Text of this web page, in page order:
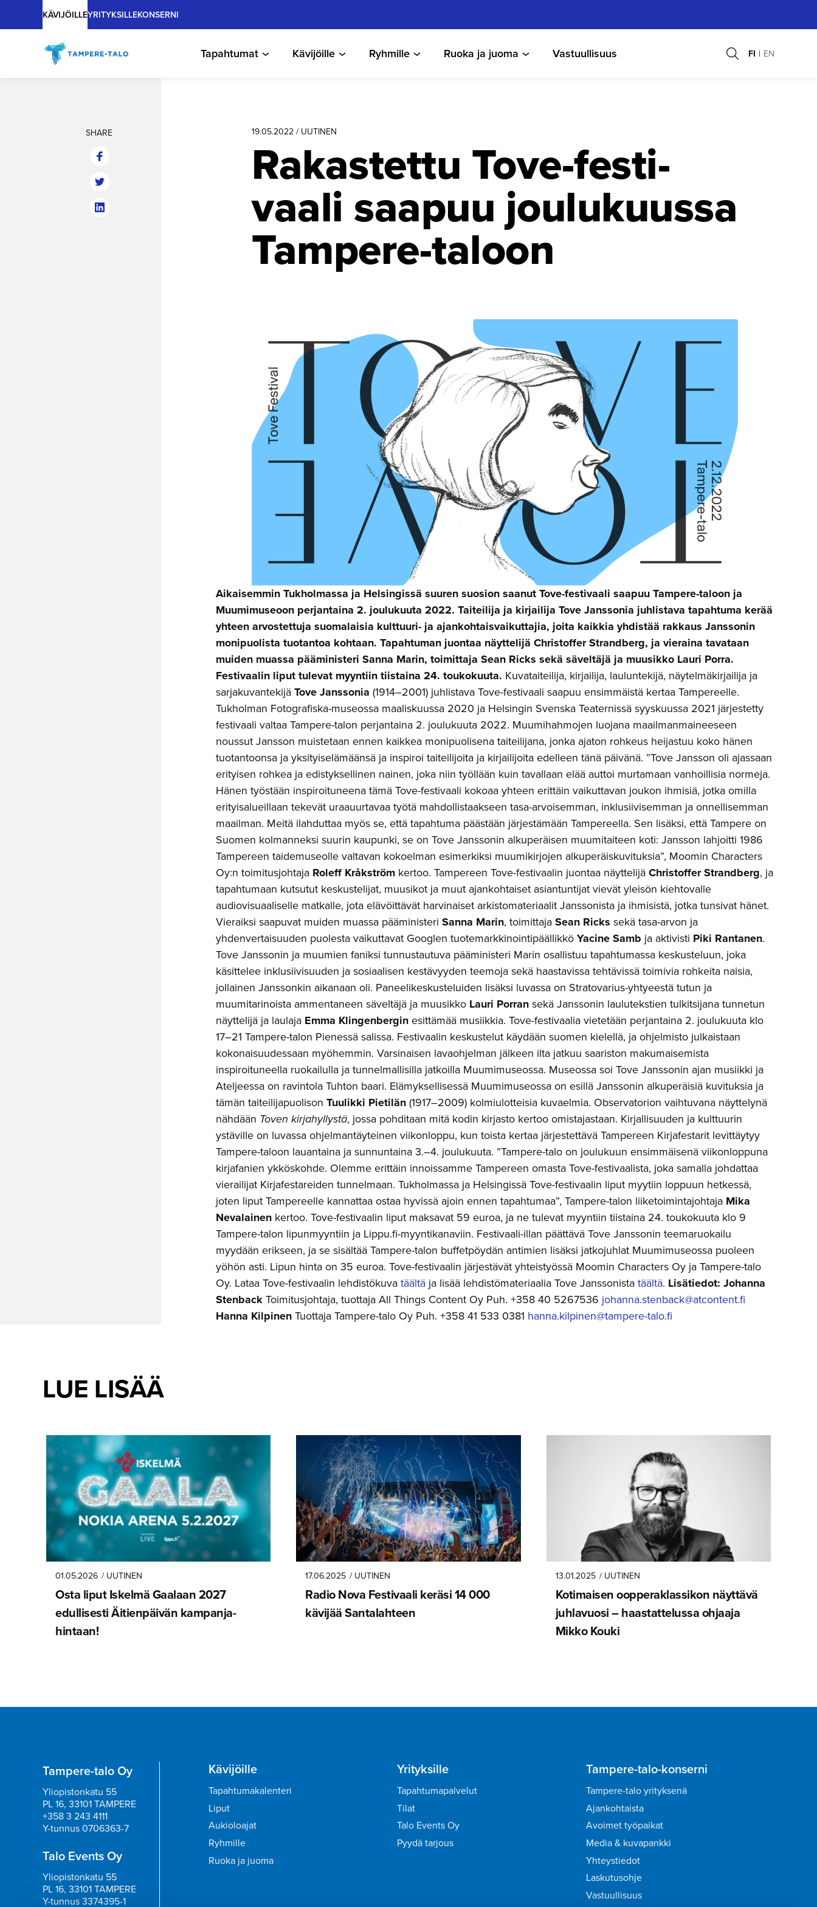
Main
KÄVIJÖILLE
Tapahtumat Kävijöille Ryhmille Ruoka ja juoma Vastuullisuus
YRITYKSILLEKONSERNI
FI EN
SHARE 19.05.2022 / UUTINEN
Rakastettu Tove-fes­ti­
vaali saapuu joulukuussa
Tampere-taloon
Aikaisemmin Tukholmassa ja Helsingissä suuren suosion saanut Tove-festivaali saapuu Tampere-taloon ja
Muumimuseoon perjantaina 2. joulukuuta 2022. Taiteilija ja kirjailija Tove Janssonia juhlistava tapahtuma kerää
yhteen arvostettuja suomalaisia kulttuuri- ja ajankohtaisvaikuttajia, joita kaikkia yhdistää rakkaus Janssonin
monipuolista tuotantoa kohtaan. Tapahtuman juontaa näyttelijä Christoffer Strandberg, ja vieraina tavataan
muiden muassa pääministeri Sanna Marin, toimittaja Sean Ricks sekä säveltäjä ja muusikko Lauri Porra.
Festivaalin liput tulevat myyntiin tiistaina 24. toukokuuta. Kuvataiteilija, kirjailija, lauluntekijä, näytelmäkirjailija ja
sarjakuvantekijäTove Janssonia (1914–2001) juhlistava Tove-festivaali saapuu ensimmäistä kertaa Tampereelle.
Tukholman Fotografiska-museossa maaliskuussa 2020 ja Helsingin Svenska Teaternissä syyskuussa 2021 järjestetty
festivaali valtaa Tampere-talon perjantaina 2. joulukuuta 2022. Muumihahmojen luojana maailmanmaineeseen
noussut Jansson muistetaan ennen kaikkea monipuolisena taiteilijana, jonka ajaton rohkeus heijastuu koko hänen
tuotantoonsa ja yksityiselämäänsä ja inspiroi taiteilijoita ja kirjailijoita edelleen tänä päivänä. ”Tove Jansson oli ajassaan
erityisen rohkea ja edistyksellinen nainen, joka niin työllään kuin tavallaan elää auttoi murtamaan vanhoillisia normeja.
Hänen työstään inspiroituneena tämä Tove-festivaali kokoaa yhteen erittäin vaikuttavan joukon ihmisiä, jotka omilla
erityisalueillaan tekevät uraauurtavaa työtä mahdollistaakseen tasa-arvoisemman, inklusiivisemman ja onnellisemman
maailman. Meitä ilahduttaa myös se, että tapahtuma päästään järjestämään Tampereella. Sen lisäksi, että Tampere on
Suomen kolmanneksi suurin kaupunki, se on Tove Janssonin alkuperäisen muumitaiteen koti: Jansson lahjoitti 1986
Tampereen taidemuseolle valtavan kokoelman esimerkiksi muumikirjojen alkuperäiskuvituksia”, Moomin Characters
Oy:n toimitusjohtaja Roleff Kråkströmkertoo. Tampereen Tove-festivaalin juontaa näyttelijäChristoffer Strandberg, ja
tapahtumaan kutsutut keskustelijat, muusikot ja muut ajankohtaiset asiantuntijat vievät yleisön kiehtovalle
audiovisuaaliselle matkalle, jota elävöittävät harvinaiset arkistomateriaalit Janssonista ja ihmisistä, jotka tunsivat hänet.
Vieraiksi saapuvat muiden muassa pääministeri Sanna Marin, toimittajaSean Ricks sekä tasa-arvon ja
yhdenvertaisuuden puolesta vaikuttavat Googlen tuotemarkkinointipäällikköYacine Samb ja aktivisti Piki Rantanen.
Tove Janssonin ja muumien faniksi tunnustautuva pääministeri Marin osallistuu tapahtumassa keskusteluun, joka
käsittelee inklusiivisuuden ja sosiaalisen kestävyyden teemoja sekä haastavissa tehtävissä toimivia rohkeita naisia,
jollainen Janssonkin aikanaan oli. Paneelikeskusteluiden lisäksi luvassa on Stratovarius-yhtyeestä tutun ja
muumitarinoista ammentaneen säveltäjä ja muusikko Lauri Porransekä Janssonin laulutekstien tulkitsijana tunnetun
näyttelijä ja laulaja Emma Klingenberginesittämää musiikkia. Tove-festivaalia vietetään perjantaina 2. joulukuuta klo
17–21 Tampere-talon Pienessä salissa. Festivaalin keskustelut käydään suomen kielellä, ja ohjelmisto julkaistaan
kokonaisuudessaan myöhemmin. Varsinaisen lavaohjelman jälkeen ilta jatkuu saariston makumaisemista
inspiroituneella ruokailulla ja tunnelmallisilla jatkoilla Muumimuseossa. Museossa soi Tove Janssonin ajan musiikki ja
Ateljeessa on ravintola Tuhton baari. Elämyksellisessä Muumimuseossa on esillä Janssonin alkuperäisiä kuvituksia ja
tämän taiteilijapuolison Tuulikki Pietilän(1917–2009) kolmiulotteisia kuvaelmia. Observatorion vaihtuvana näyttelynä
nähdään Toven kirjahyllystä, jossa pohditaan mitä kodin kirjasto kertoo omistajastaan. Kirjallisuuden ja kulttuurin
ystäville on luvassa ohjelmantäyteinen viikonloppu, kun toista kertaa järjestettävä Tampereen Kirjafestarit levittäytyy
Tampere-taloon lauantaina ja sunnuntaina 3.–4. joulukuuta. ”Tampere-talo on joulukuun ensimmäisenä viikonloppuna
kirjafanien ykköskohde. Olemme erittäin innoissamme Tampereen omasta Tove-festivaalista, joka samalla johdattaa
vierailijat Kirjafestareiden tunnelmaan. Tukholmassa ja Helsingissä Tove-festivaalin liput myytiin loppuun hetkessä,
joten liput Tampereelle kannattaa ostaa hyvissä ajoin ennen tapahtumaa”, Tampere-talon liiketoimintajohtaja Mika
Nevalainenkertoo. Tove-festivaalin liput maksavat 59 euroa, ja ne tulevat myyntiin tiistaina 24. toukokuuta klo 9
Tampere-talon lipunmyyntiin ja Lippu.fi-myyntikanaviin. Festivaali-illan päättävä Tove Janssonin teemaruokailu
myydään erikseen, ja se sisältää Tampere-talon buffetpöydän antimien lisäksi jatkojuhlat Muumimuseossa puoleen
yöhön asti. Lipun hinta on 35 euroa. Tove-festivaalin järjestävät yhteistyössä Moomin Characters Oy ja Tampere-talo
Oy. Lataa Tove-festivaalin lehdistökuvatäältäja lisää lehdistömateriaalia Tove Janssonistatäältä. Lisätiedot: Johanna
StenbackToimitusjohtaja, tuottaja All Things Content Oy Puh. +358 40 5267536 johanna.stenback@atcontent.fi
Hanna KilpinenTuottaja Tampere-talo Oy Puh. +358 41 533 0381 hanna.kilpinen@tampere-talo.fi
LUE LISÄÄ
01.05.2026 / UUTINEN
Osta liput Iskelmä Gaalaan 2027
edullisesti Äitienpäivän kampanja­
hintaan!
17.06.2025 / UUTINEN
Radio Nova Festivaali keräsi 14 000
kävijää Santalahteen
13.01.2025 / UUTINEN
Kotimaisen oopperak­las­sikon näyttävä
juhlavuosi – haastatte­lussa ohjaaja
Mikko Kouki
Tampere-talo Oy
Yliopistonkatu 55
PL 16, 33101 TAMPERE
+358 3 243 4111
Y-tunnus 0706363-7
Talo Events Oy
Yliopistonkatu 55
PL 16, 33101 TAMPERE
Y-tunnus 3374395-1
Kävijöille
Tapahtumakalenteri
Liput
Aukioloajat
Ryhmille
Ruoka ja juoma
Yrityksille
Tapahtumapalvelut
Tilat
Talo Events Oy
Pyydä tarjous
Tampere-talo-konserni
Tampere-talo yrityksenä
Ajankohtaista
Avoimet työpaikat
Media & kuvapankki
Yhteystiedot
Laskutusohje
Vastuullisuus